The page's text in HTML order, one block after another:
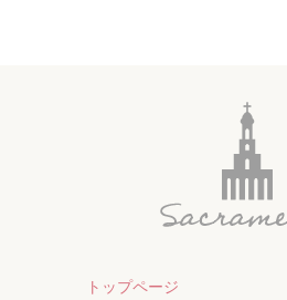
トップページ